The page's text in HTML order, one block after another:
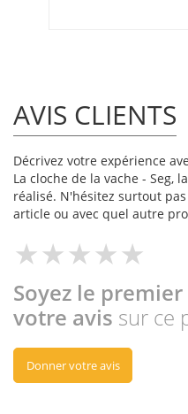
AVIS CLIENTS
Décrivez votre expérience
La cloche de la vache - Seg,
réalisé. N'hésitez surtout
article ou avec quel autre
Soyez le
votre avis sur ce
Donner votre avis